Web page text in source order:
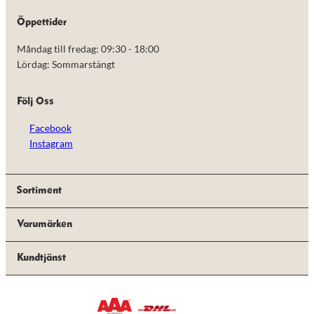
Öppettider
Måndag till fredag: 09:30 - 18:00
Lördag: Sommarstängt
Följ Oss
Facebook
Instagram
Sortiment
Varumärken
Kundtjänst
kakorna
kommer viss
att försvinna
från
Marknadsföring
Genom att dela
med dig av dina
beteende när du
chansen att få se
personligt
anpassat innehåll